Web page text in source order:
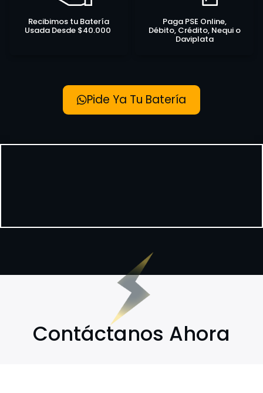
Recibimos tu Batería
Usada Desde $40.000
Paga PSE Online,
Débito, Crédito, Nequi o
Daviplata
Pide Ya Tu Batería
Contáctanos Ahora